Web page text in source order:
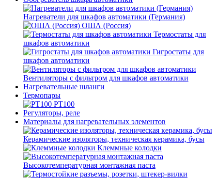
Нагреватели для шкафов автоматики (Германия)
ОША (Россия)
Термостаты для
шкафов автоматики
Гигростаты для
шкафов автоматики
Вентиляторы с фильтром для шкафов автоматики
Нагревательные шланги
Термопары
PT100
Регуляторы, реле
Материалы для нагревательных элементов
Керамические изоляторы, техническая керамика, бусы
Клеммные колодки
Высокотемпературная монтажная паста